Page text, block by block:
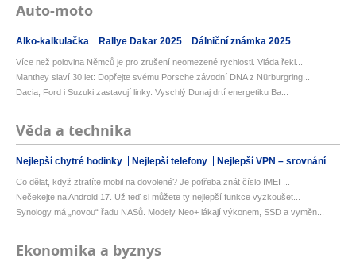
Auto-moto
Alko-kalkulačka Rallye Dakar 2025 Dálniční známka 2025
Více než polovina Němců je pro zrušení neomezené rychlosti. Vláda řekl...
Manthey slaví 30 let: Dopřejte svému Porsche závodní DNA z Nürburgring...
Dacia, Ford i Suzuki zastavují linky. Vyschlý Dunaj drtí energetiku Ba...
Věda a technika
Nejlepší chytré hodinky Nejlepší telefony Nejlepší VPN – srovnání
Co dělat, když ztratíte mobil na dovolené? Je potřeba znát číslo IMEI ...
Nečekejte na Android 17. Už teď si můžete ty nejlepší funkce vyzkoušet...
Synology má „novou“ řadu NASů. Modely Neo+ lákají výkonem, SSD a vyměn...
Ekonomika a byznys